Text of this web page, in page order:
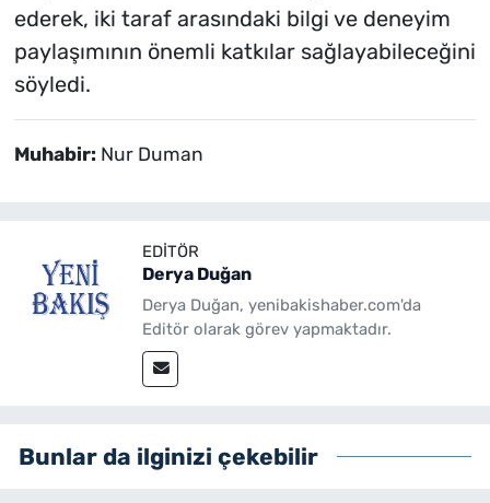
ederek, iki taraf arasındaki bilgi ve deneyim
paylaşımının önemli katkılar sağlayabileceğini
söyledi.
Muhabir: Nur Duman
EDITÖR
Derya Duğan
Derya Duğan, yenibakishaber.com'da
Editör olarak görev yapmaktadır.
Bunlar da ilginizi çekebilir